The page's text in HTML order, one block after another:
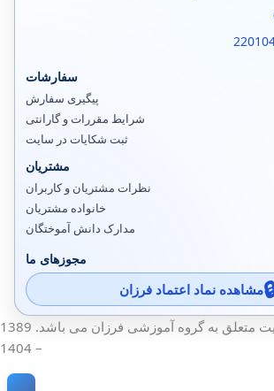
سفارشات
پیگیری سفارش
شرایط مقررات و گارانتی
ثبت شکایات در سایت
مشتریان
نظرات مشتریان و کاربران
خانواده مشتریان
مدارک دانش آموختگان
مجوزهای ما
مشاهده نماد اعتماد فرزان
تمامی حقوق این سایت متعلق به گروه آموزشی فرزان می باشد. 1389
– 1404